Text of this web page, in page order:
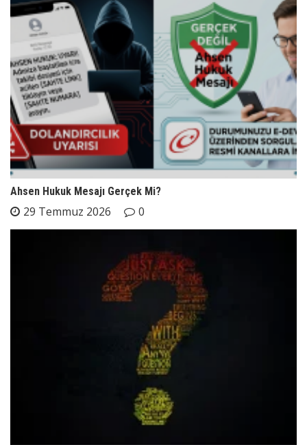
Ahsen Hukuk Mesajı Gerçek Mi?
29 Temmuz 2026 0